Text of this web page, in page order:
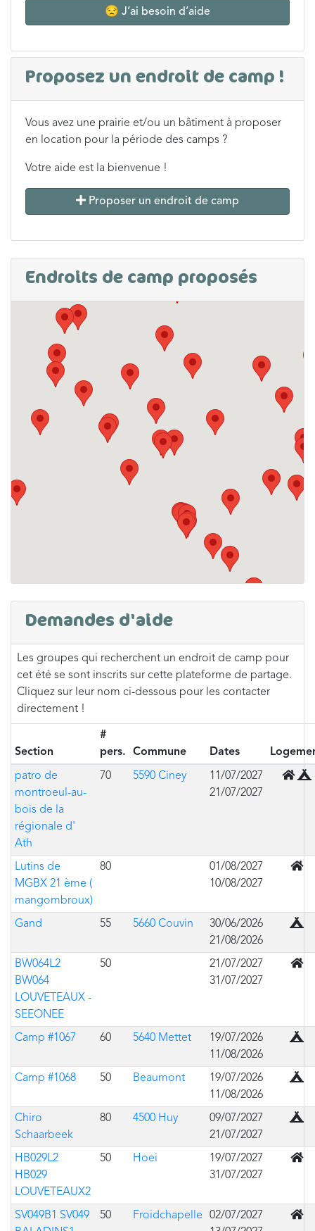
😒 J’ai besoin d’aide
Proposez un endroit de camp !
Vous avez une prairie et/ou un bâtiment à proposer
en location pour la période des camps ?
Votre aide est la bienvenue !
Proposer un endroit de camp
Endroits de camp proposés
Demandes d'aide
Les groupes qui recherchent un endroit de camp pour
cet été se sont inscrits sur cette plateforme de partage.
Cliquez sur leur nom ci-dessous pour les contacter
directement !
Section
#
pers.
Commune Dates
patro de
montroeul-au-
bois de la
régionale d'
Ath
70 5590 Ciney
11/07/2027
21/07/2027
Mixte
Lutins de
MGBX 21 ème (
mangombroux)
80
01/08/2027
10/08/2027
En
Gand 55 5660 Couvin
30/06/2026
21/08/2026
BW064L2
BW064
LOUVETEAUX -
SEEONEE
50
21/07/2027
31/07/2027
En
Camp #1067 60 5640 Mettet
19/07/2026
11/08/2026
Camp #1068 50 Beaumont
19/07/2026
11/08/2026
Chiro
Schaarbeek
80 4500 Huy
09/07/2027
21/07/2027
HB029L2
HB029
LOUVETEAUX2
50 Hoei
19/07/2027
31/07/2027
En
SV049B1 SV049
50 Froidchapelle
02/07/2027
En